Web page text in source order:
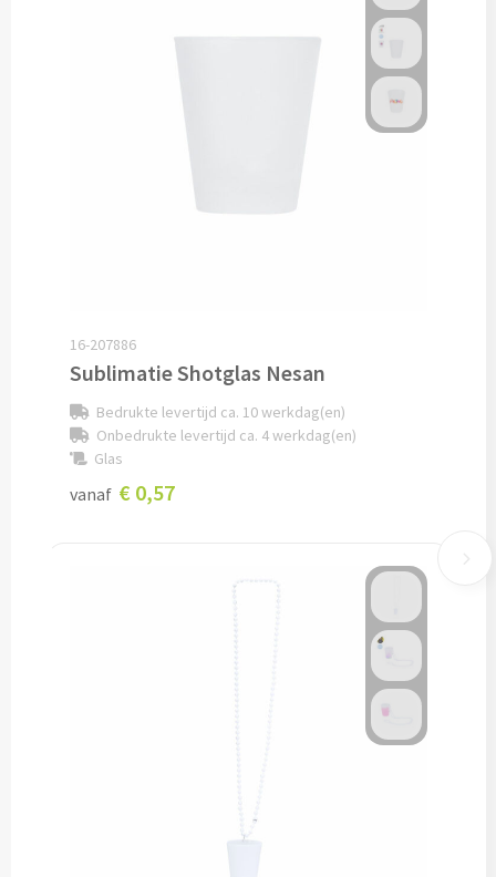
Lunchbekers bedrukken
Voedselcontainers bedrukken
Saladeboxen bedrukken
Snoepblikken bedrukken
Snoep bedrukken
Lollies bedrukken
16-207886
Sublimatie Shotglas Nesan
Bedrukte levertijd ca. 10 werkdag(en)
Onbedrukte levertijd ca. 4 werkdag(en)
Glas
vanaf € 0,57